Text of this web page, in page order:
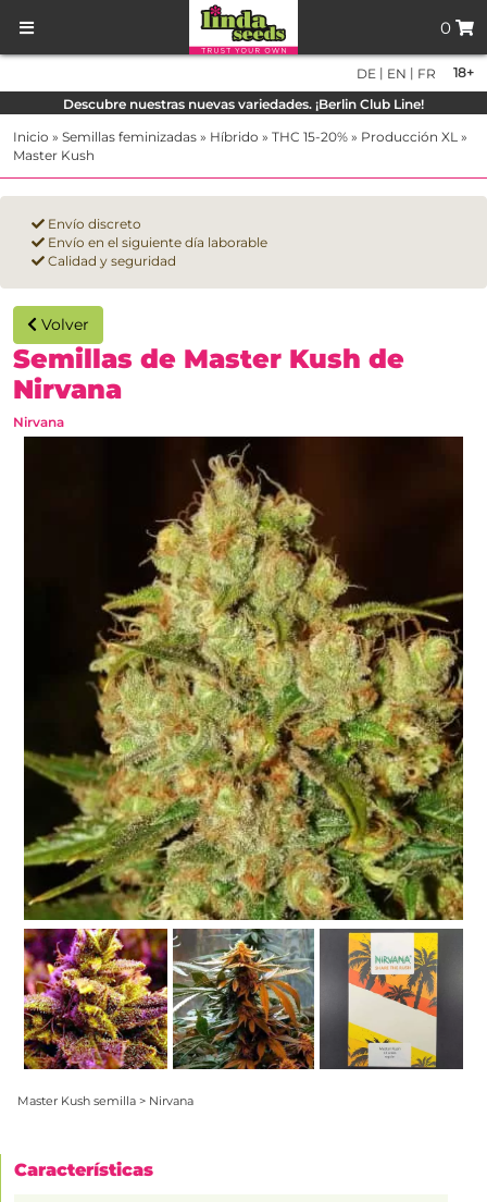
0
18+
DE | EN | FR
Descubre nuestras nuevas variedades. ¡Berlin Club Line!
Inicio » Semillas feminizadas » Híbrido » THC 15-20% » Producción XL »
Master Kush
Envío discreto
Envío en el siguiente día laborable
Calidad y seguridad
Volver
Semillas de Master Kush de
Nirvana
Nirvana
Master Kush semilla > Nirvana
Características